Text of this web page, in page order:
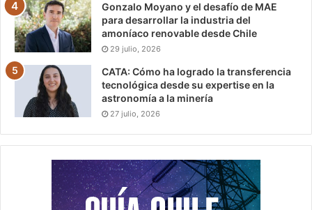
Gonzalo Moyano y el desafío de MAE
para desarrollar la industria del
amoníaco renovable desde Chile
29 julio, 2026
CATA: Cómo ha logrado la transferencia
tecnológica desde su expertise en la
astronomía a la minería
27 julio, 2026